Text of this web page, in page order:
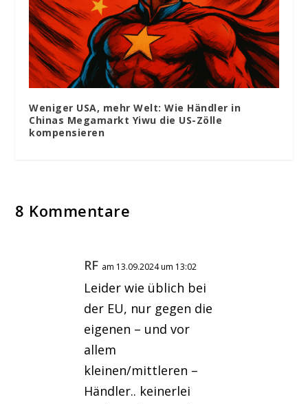
Weniger USA, mehr Welt: Wie Händler in
Chinas Megamarkt Yiwu die US-Zölle
kompensieren
8 Kommentare
RF am 13.09.2024 um 13:02
Leider wie üblich bei
der EU, nur gegen die
eigenen – und vor
allem
kleinen/mittleren –
Händler.. keinerlei